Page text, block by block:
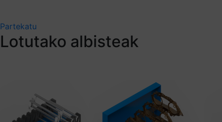
Partekatu
Lotutako albisteak